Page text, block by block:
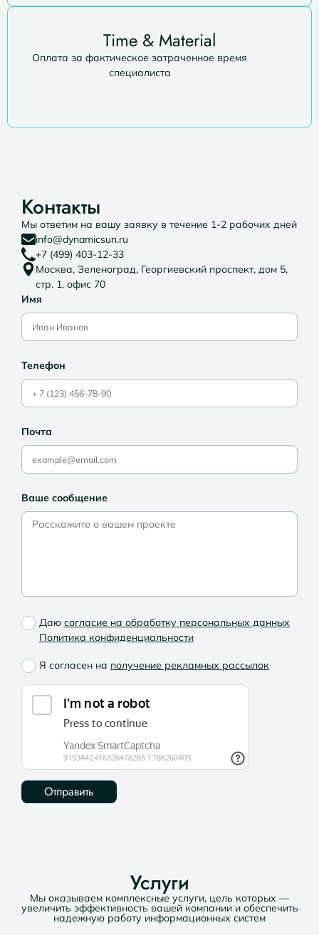
Time & Material
Оплата за фактическое затраченное время
специалиста
Контакты
Мы ответим на вашу заявку в течение 1-2 рабочих дней
info@dynamicsun.ru
+7 (499) 403-12-33
Москва, Зеленоград, Георгиевский проспект, дом 5,
стр. 1, офис 70
Имя
Телефон
Почта
Ваше сообщение
Даю согласие на обработку персональных данных
Политика конфиденциальности
Я согласен на получение рекламных рассылок
Услуги
Мы оказываем комплексные услуги, цель которых —
увеличить эффективность вашей компании и обеспечить
надежную работу информационных систем